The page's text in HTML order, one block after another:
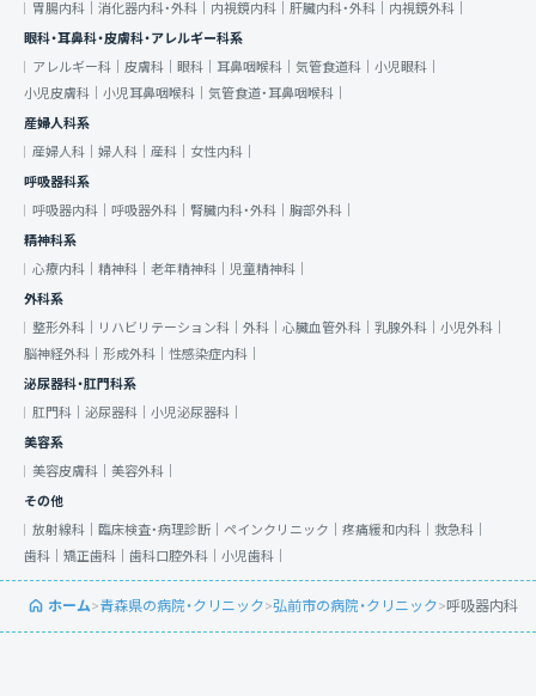
胃腸内科｜ 消化器内科・外科｜ 内視鏡内科｜ 肝臓内科・外科｜ 内視鏡外科｜
眼科・耳鼻科・皮膚科・アレルギー科系
アレルギー科｜ 皮膚科｜ 眼科｜ 耳鼻咽喉科｜ 気管食道科｜ 小児眼科｜
小児皮膚科｜ 小児耳鼻咽喉科｜ 気管食道・耳鼻咽喉科｜
産婦人科系
産婦人科｜ 婦人科｜ 産科｜ 女性内科｜
呼吸器科系
呼吸器内科｜ 呼吸器外科｜ 腎臓内科・外科｜ 胸部外科｜
精神科系
心療内科｜ 精神科｜ 老年精神科｜ 児童精神科｜
外科系
整形外科｜
リハビリテーション科｜ 外科｜ 心臓血管外科｜ 乳腺外科｜ 小児外科｜
脳神経外科｜ 形成外科｜ 性感染症内科｜
泌尿器科・肛門科系
肛門科｜ 泌尿器科｜ 小児泌尿器科｜
美容系
美容皮膚科｜ 美容外科｜
その他
放射線科｜ 臨床検査・病理診断｜ ペインクリニック｜ 疼痛緩和内科｜ 救急科｜
歯科｜ 矯正歯科｜ 歯科口腔外科｜ 小児歯科｜
ホーム>青森県の病院・クリニック>弘前市の病院・クリニック>呼吸器内科